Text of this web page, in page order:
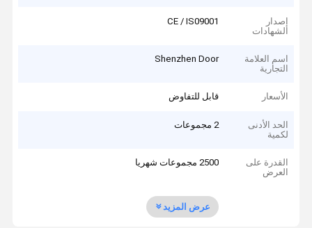
إصدار
الشهادات
CE / IS09001
اسم العلامة
التجارية
Shenzhen Door
الأسعار قابل للتفاوض
الحد الأدنى
لكمية
2 مجموعات
القدرة على
العرض
2500 مجموعات شهريا
عرض المزيد